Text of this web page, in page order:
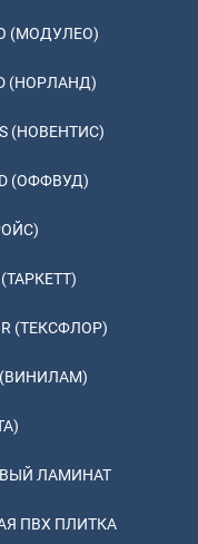
(МОДУЛЕО)
(НОРЛАНД)
(НОВЕНТИС)
(ОФФВУД)
(ТАРКЕТТ)
(ТЕКСФЛОР)
(ВИНИЛАМ)
ЛАМИНАТ
ПВХ ПЛИТКА